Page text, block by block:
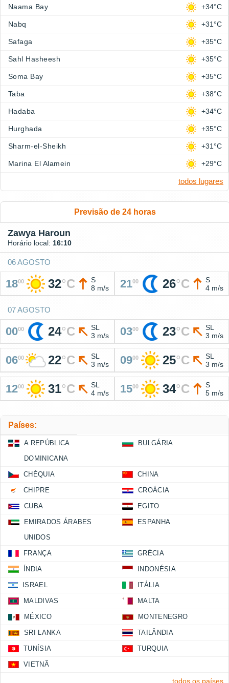
Naama Bay +34°C
Nabq +31°C
Safaga +35°C
Sahl Hasheesh +35°C
Soma Bay +35°C
Taba +38°C
Hadaba +34°C
Hurghada +35°C
Sharm-el-Sheikh +31°C
Marina El Alamein +29°C
todos lugares
Previsão de 24 horas
Zawya Haroun
Horário local: 16:10
06 AGOSTO
1800 32°C
S
8 m/s
2100 26°C
S
4 m/s
07 AGOSTO
0000 24°C
SL
3 m/s
0300 23°C
SL
3 m/s
0600 22°C
SL
3 m/s
0900 25°C
SL
3 m/s
1200 31°C
SL
4 m/s
1500 34°C
S
5 m/s
Países:
A REPÚBLICA
DOMINICANA
BULGÁRIA
CHÉQUIA CHINA
CHIPRE CROÁCIA
CUBA EGITO
EMIRADOS ÁRABES
UNIDOS
ESPANHA
FRANÇA GRÉCIA
ÍNDIA INDONÉSIA
ISRAEL ITÁLIA
MALDIVAS MALTA
MÉXICO MONTENEGRO
SRI LANKA TAILÂNDIA
TUNÍSIA TURQUIA
VIETNÃ
todos os países